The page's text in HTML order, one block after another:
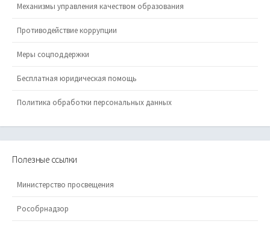
Механизмы управления качеством образования
Противодействие коррупции
Меры соцподдержки
Бесплатная юридическая помощь
Политика обработки персональных данных
Полезные ссылки
Министерство просвещения
Рособрнадзор